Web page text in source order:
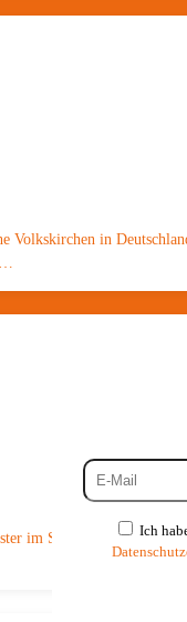
Volkskirchen in
im Sumpf: Vor 65Ich